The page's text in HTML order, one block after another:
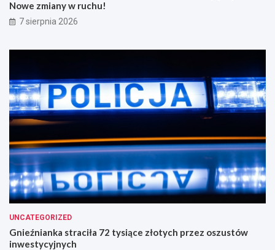
Nowe zmiany w ruchu!
7 sierpnia 2026
UNCATEGORIZED
Gnieźnianka straciła 72 tysiące złotych przez oszustów
inwestycyjnych